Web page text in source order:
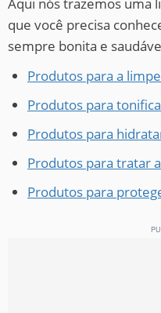
Aqui nós trazemos uma
que você precisa
sempre bonita e
Produtos para a
Produtos para
Produtos para
Produtos para tratar
Produtos para